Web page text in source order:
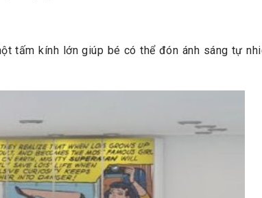
tấm kính lớn giúp bé có thể đón ánh sáng tự